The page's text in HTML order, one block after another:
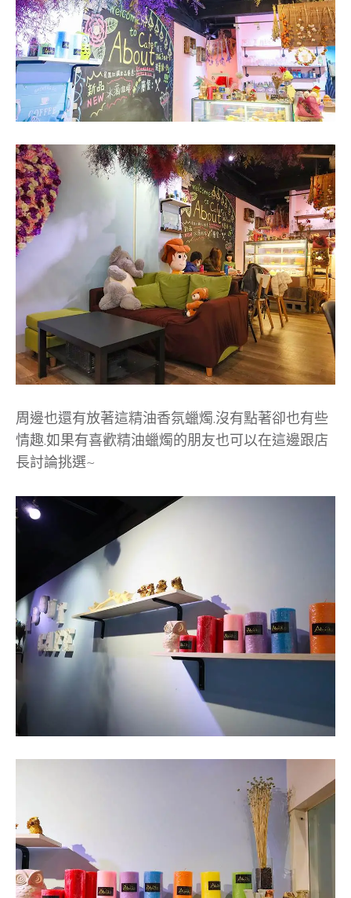
周邊也還有放著這精油香氛蠟燭.沒有點著卻也有些
情趣.如果有喜歡精油蠟燭的朋友也可以在這邊跟店
長討論挑選~